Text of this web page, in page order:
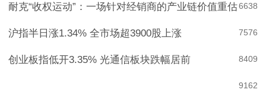
638
6
耐克“收权运动”：一场针对经销商的产业链价值重估
576
7
沪指半日涨1.34% 全市场超3900股上涨
409
8
创业板指低开3.35% 光通信板块跌幅居前
162
9